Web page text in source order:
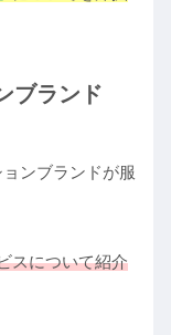
ブランド
ンブランドが服
スについて紹介